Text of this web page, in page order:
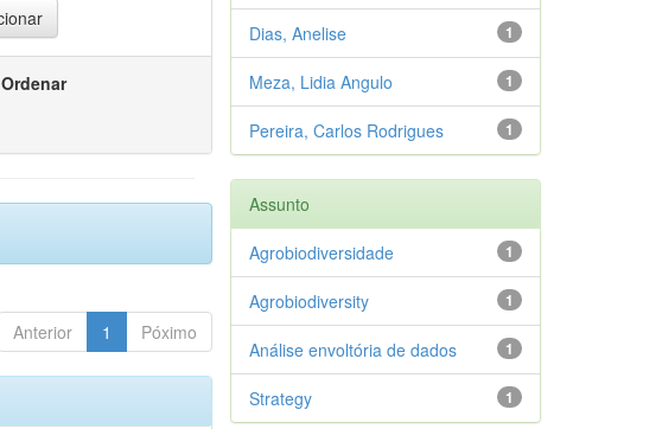
Ordenar
Anterior 1 Póximo
1
Dias, Anelise
1
Meza, Lidia Angulo
1
Pereira, Carlos Rodrigues
Assunto
1
Agrobiodiversidade
1
Agrobiodiversity
1
Análise envoltória de dados
1
Strategy